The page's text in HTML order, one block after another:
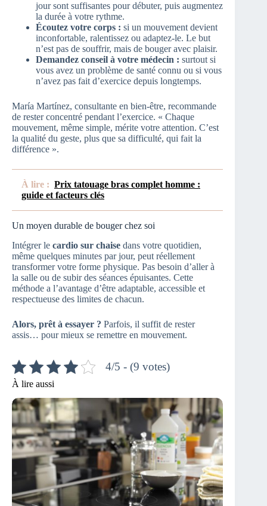
jour sont suffisantes pour débuter, puis augmentez
la durée à votre rythme.
Écoutez votre corps : si un mouvement devient
inconfortable, ralentissez ou adaptez-le. Le but
n’est pas de souffrir, mais de bouger avec plaisir.
Demandez conseil à votre médecin : surtout si
vous avez un problème de santé connu ou si vous
n’avez pas fait d’exercice depuis longtemps.
María Martínez, consultante en bien-être, recommande
de rester concentré pendant l’exercice. « Chaque
mouvement, même simple, mérite votre attention. C’est
la qualité du geste, plus que sa difficulté, qui fait la
différence ».
À lire : Prix tatouage bras complet homme :
guide et facteurs clés
Un moyen durable de bouger chez soi
Intégrer le cardio sur chaise dans votre quotidien,
même quelques minutes par jour, peut réellement
transformer votre forme physique. Pas besoin d’aller à
la salle ou de subir des séances épuisantes. Cette
méthode a l’avantage d’être adaptable, accessible et
respectueuse des limites de chacun.
Alors, prêt à essayer ? Parfois, il suffit de rester
assis… pour mieux se remettre en mouvement.
4/5 - (9 votes)
À lire aussi